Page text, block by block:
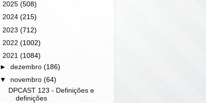
2025 (508)
2024 (215)
2023 (712)
2022 (1002)
2021 (1084)
►dezembro(186)
▼ novembro(64)
DPCAST 123 - Definições e
definições